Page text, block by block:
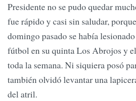
Presidente no se pudo quedar
fue rápido y casi sin saludar,
domingo pasado se había
fútbol en su quinta Los Abrojos y
toda la semana. Ni siquiera posó
también olvidó levantar una
del atril.